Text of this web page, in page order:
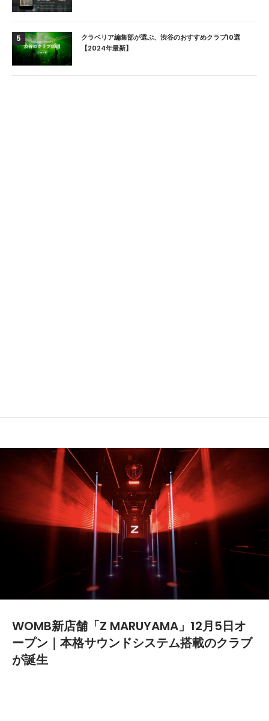
5
クラベリア編集部が選ぶ、渋谷のおすすめクラブ10選
【2024年最新】
WOMB新店舗「Z MARUYAMA」12月5日オ
ープン｜本格サウンドシステム搭載のクラブ
が誕生